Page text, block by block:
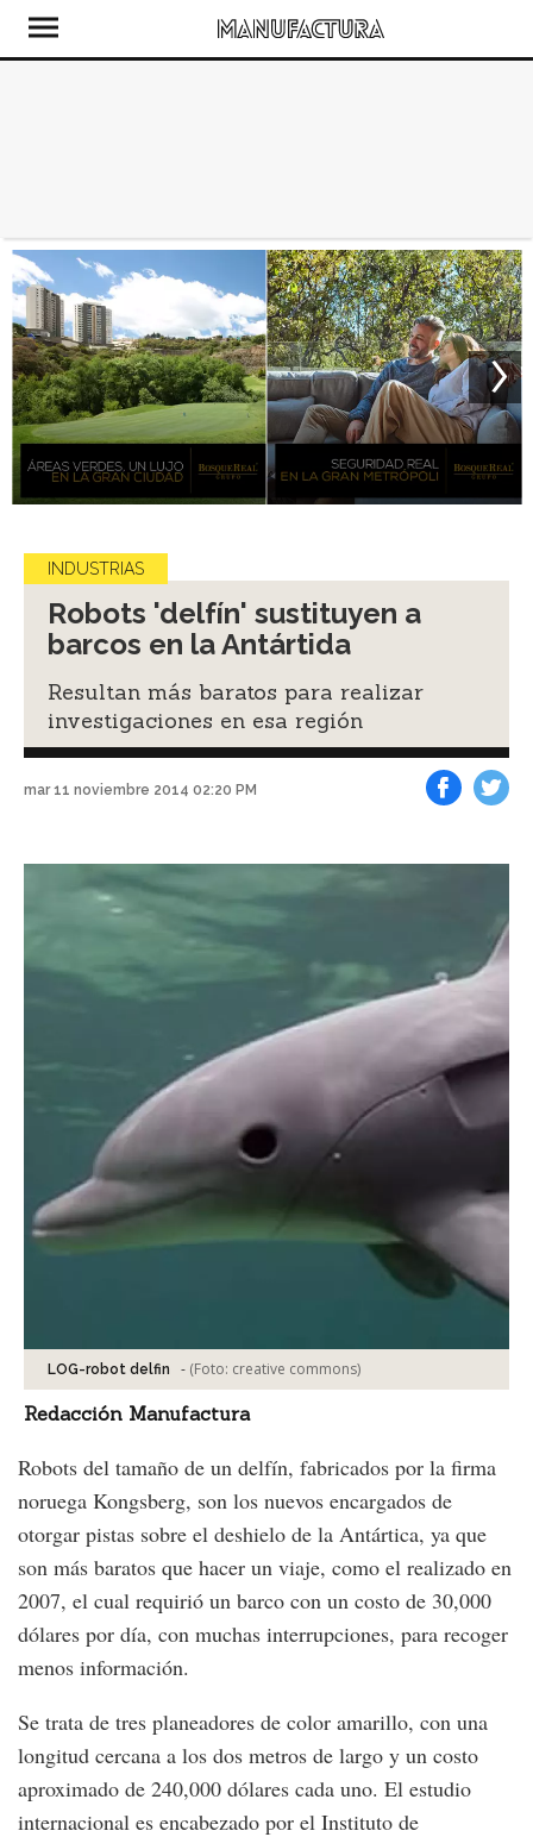
INDUSTRIAS
Robots 'delfín' sustituyen a
barcos en la Antártida
Resultan más baratos para realizar
investigaciones en esa región
mar 11 noviembre 2014 02:20 PM
LOG-robot delfin - (Foto: creative commons)
Redacción Manufactura
Robots del tamaño de un delfín, fabricados por la firma
noruega Kongsberg, son los nuevos encargados de
otorgar pistas sobre el deshielo de la Antártica, ya que
son más baratos que hacer un viaje, como el realizado en
2007, el cual requirió un barco con un costo de 30,000
dólares por día, con muchas interrupciones, para recoger
menos información.
Se trata de tres planeadores de color amarillo, con una
longitud cercana a los dos metros de largo y un costo
aproximado de 240,000 dólares cada uno. El estudio
internacional es encabezado por el Instituto de